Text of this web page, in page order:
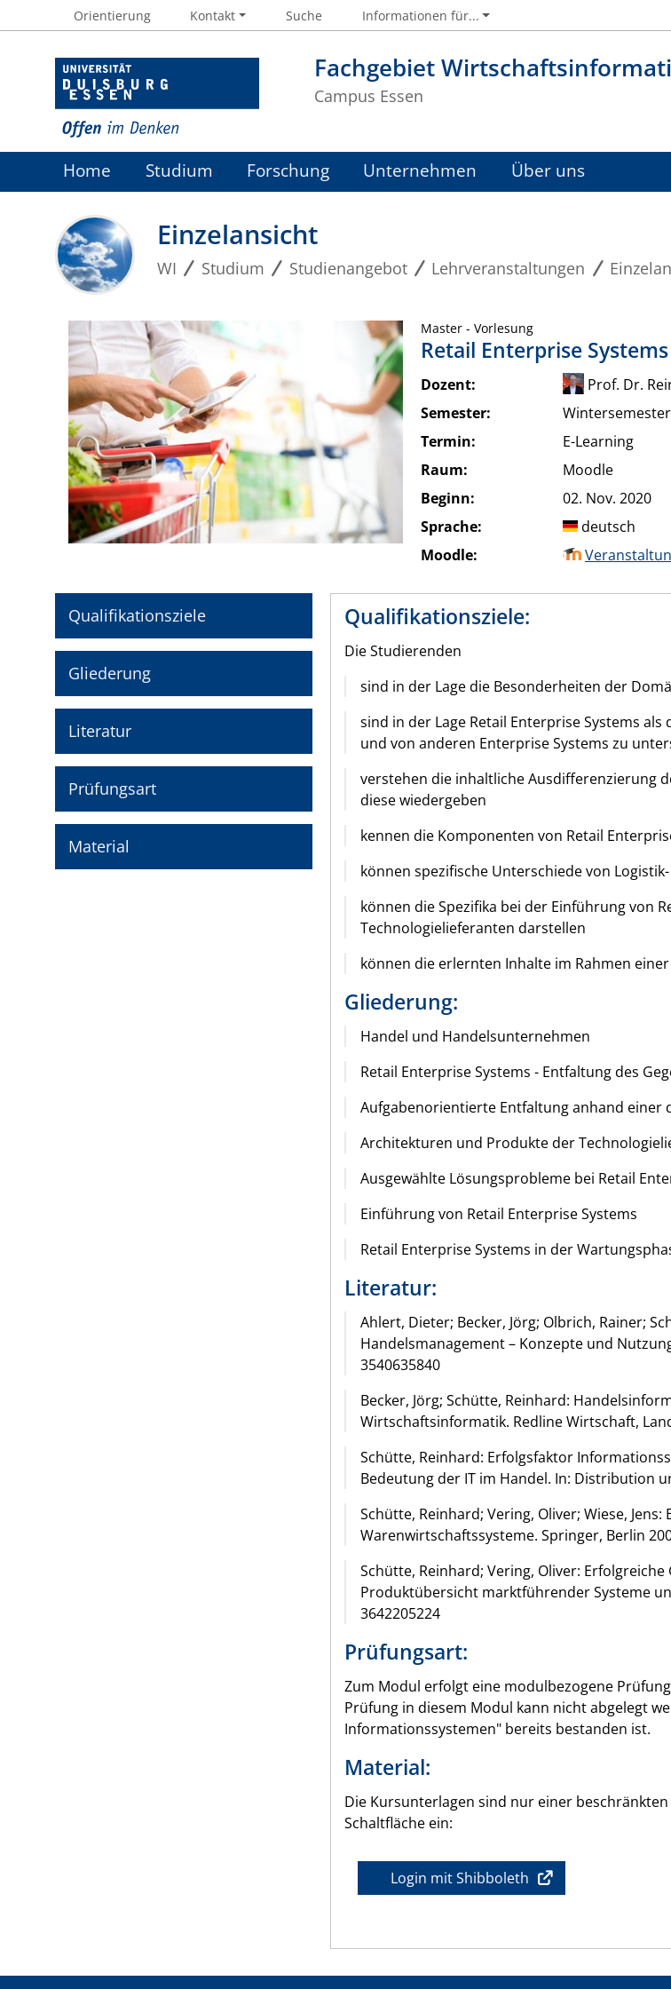
Fachgebiet
Campus Essen
Orientierung Kontakt Suche Informationen für...
Home Studium Forschung Unternehmen Über uns
Einzelansicht
WI Studium Studienangebot Lehrveranstaltungen
Master - Vorlesung
Retail Enterprise Systems
Dozent:
Prof. Dr.
Semester:
Termin:
E-Learning
Raum:
Moodle
Beginn:
02. Nov. 2020
Sprache:
deutsch
Moodle:
Qualifikationsziele
Gliederung
Literatur
Prüfungsart
Material
Qualifikationsziele:
Die Studierenden
sind in der Lage die Besonderheiten der
sind in der Lage Retail Enterprise Systems
und von anderen Enterprise Systems zu
verstehen die inhaltliche Ausdifferenzierung
diese wiedergeben
kennen die Komponenten von Retail
können spezifische Unterschiede von
können die Spezifika bei der Einführung von
Technologielieferanten darstellen
können die erlernten Inhalte im Rahmen
Gliederung:
Handel und Handelsunternehmen
Retail Enterprise Systems - Entfaltung des
Aufgabenorientierte Entfaltung anhand einer
Architekturen und Produkte der
Ausgewählte Lösungsprobleme bei Retail
Einführung von Retail Enterprise Systems
Retail Enterprise Systems in der
Literatur:
Ahlert, Dieter; Becker, Jörg; Olbrich, Rainer;
Handelsmanagement – Konzepte und
3540635840
Becker, Jörg; Schütte, Reinhard:
Wirtschaftsinformatik. Redline Wirtschaft,
Schütte, Reinhard: Erfolgsfaktor
Bedeutung der IT im Handel. In: Distribution
Schütte, Reinhard; Vering, Oliver; Wiese,
Warenwirtschaftssysteme. Springer, Berlin
Schütte, Reinhard; Vering, Oliver:
Produktübersicht marktführender Systeme
3642205224
Prüfungsart:
Zum Modul erfolgt eine modulbezogene
Prüfung in diesem Modul kann nicht abgelegt
Informationssystemen" bereits bestanden ist.
Material:
Die Kursunterlagen sind nur einer
Schaltfläche ein:
Login mit Shibboleth